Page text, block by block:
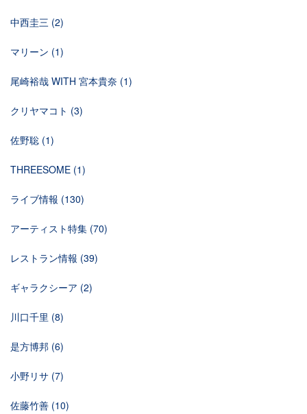
中西圭三 (2)
マリーン (1)
尾崎裕哉 WITH 宮本貴奈 (1)
クリヤマコト (3)
佐野聡 (1)
THREESOME (1)
ライブ情報 (130)
アーティスト特集 (70)
レストラン情報 (39)
ギャラクシーア (2)
川口千里 (8)
是方博邦 (6)
小野リサ (7)
佐藤竹善 (10)